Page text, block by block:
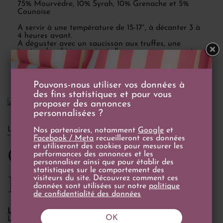
75% Mourvèdre, 10% Syrah, 10% Grenache et 5%
Counoise
A servir à une température de 15-17°, à décanter 3 à
4 heures avant.
A déguster avec un saucisson aux truffes, une
terrine de gibier, un gigot d'agneau, un coq au vin,
un Saint-Marcellin ou un Saint-Félicien.
LE DOMAINE
Château de
Beaucastel
La cuvée Hommage à Jacques Perrin
Légendaire vin de Châteauneuf-du-Pape, Hommage à
Pouvons-nous utiliser vos données à
des fins statistiques et pour vous
proposer des annonces
personnalisées ?
Nos partenaires, notamment Google et
Facebook / Meta recueilleront ces données
et utiliseront des cookies pour mesurer les
performances des annonces et les
personnaliser ainsi que pour établir des
statistiques sur le comportement des
visiteurs du site. Découvrez comment ces
données sont utilisées sur notre politique
de confidentialité des données
OK